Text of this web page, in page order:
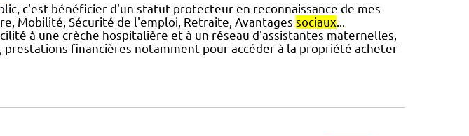
c'est bénéficier d'un statut protecteur en reconnaissance de mes
Mobilité, Sécurité de l'emploi, Retraite, Avantages sociaux...
à une crèche hospitalière et à un réseau d'assistantes maternelles,
prestations financières notamment pour accéder à la propriété acheter